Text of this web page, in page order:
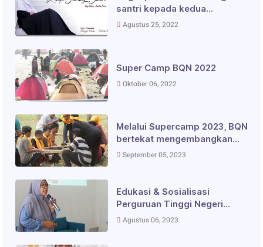
santri kepada kedua
orangtua
Agustus 25, 2022
Super Camp BQN 2022
Oktober 06, 2022
Melalui Supercamp 2023, BQN
bertekat mengembangkan
siswa yang berkepribadian
September 05, 2023
Edukasi & Sosialisasi
Perguruan Tinggi Negeri
(PTN) dan Seleksi Nasional
Agustus 06, 2023